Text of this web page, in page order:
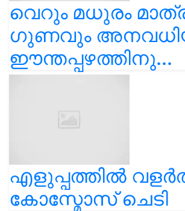
വെറും മധുരം
ഗുണവും
ഈന്തപ്പഴത്തിനു...
എളുപ്പത്തിൽ
കോസ്മോസ് ചെടി